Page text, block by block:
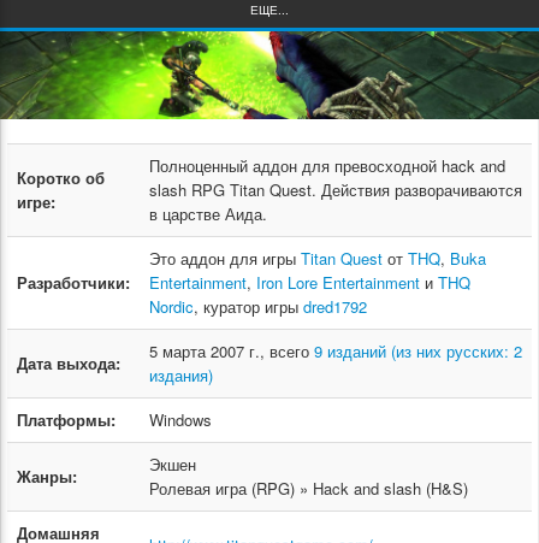
ЕЩЕ...
Коротко об
игре:
Полноценный аддон для превосходной hack and
slash RPG Titan Quest. Действия разворачиваются
в царстве Аида.
Разработчики:
Это аддон для игры Titan Quest от THQ, Buka
Entertainment, Iron Lore Entertainment и THQ
Nordic, куратор игры dred1792
Дата выхода:
5 марта 2007 г., всего 9 изданий (из них русских: 2
издания)
Платформы:
Windows
Жанры:
Экшен
Ролевая игра (RPG) » Hack and slash (H&S)
Домашняя